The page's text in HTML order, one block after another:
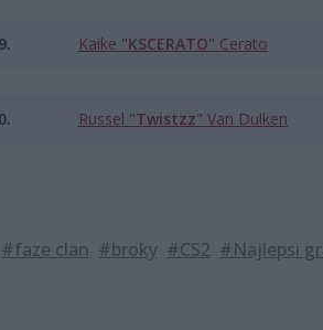
Kaike "KSCERATO" Cerato
Russel "⁠Twistzz⁠" Van Dulken
#faze clan #broky #CS2 #Najlepsi